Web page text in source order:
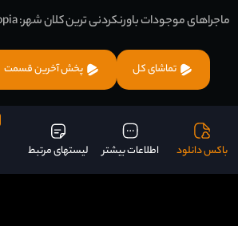
ماجراهای موجودات باورنکردنی ترین کلان شهر: Zootopia.
تماشای کل پخش آخرین قسمت
باکس دانلود اطلاعات بیشتر لیستهای مرتبط